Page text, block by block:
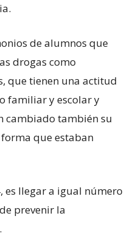
de alumnos que
drogas como
que tienen una actitud
familiar y escolar y
cambiado también su
que estaban
es llegar a igual número
prevenir la